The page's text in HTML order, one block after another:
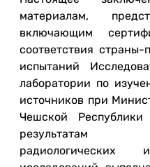
материалам,
включающим
соответствия страны-
испытаний
лаборатории по
источников при
Чешской
результатам
радиологических